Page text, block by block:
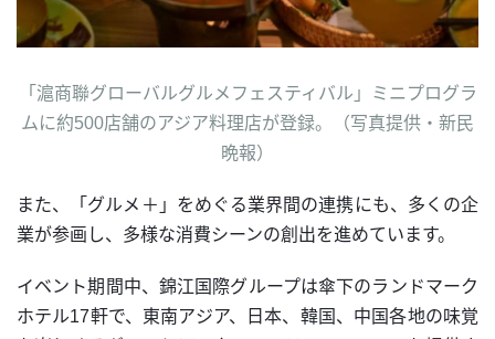
「滬商聯グローバルグルメフェスティバル」ミニプログラ
ムに約500店舗のアジア料理店が登録。（写真提供・新民
晩報）
また、「グルメ＋」をめぐる業界間の連携にも、多くの企
業が参画し、多様な消費シーンの創出を進めています。
イベント期間中、錦江国際グループは傘下のランドマーク
ホテル17軒で、東南アジア、日本、韓国、中国各地の味覚